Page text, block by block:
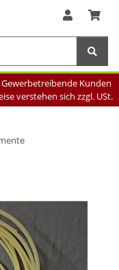
Kunden
verstehen sich zzgl. USt.